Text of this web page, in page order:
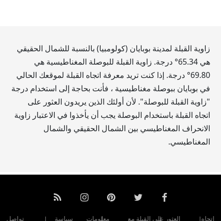
زاوية القبلة لمدينة بوبايان (كولومبيا) بالنسبة للشمال الحقيقي
هي65.34° درجة. زاوية القبلة للبوصلة المغناطيسية هي
69.80° درجة. إذا كنت تريد معرفة اتجاه القبلة لموقعك الحالي
في بوبايان ببوصلة مغناطيسية ، فأنت بحاجة إلى استخدام درجة
"زاوية القبلة للبوصلة". لأن أولئك الذين يريدون العثور على
اتجاه القبلة باستخدام البوصلة يجب أن يأخذوا في الاعتبار زاوية
الانحراف المغناطيسي بين الشمال الحقيقي والشمال
المغناطيسي.
اتجاه العثور على القبلة مع معلومات سياسة تواصل